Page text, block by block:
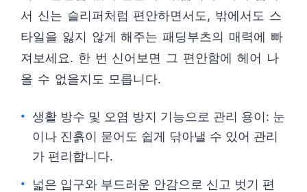
서 신는 슬리퍼처럼 편안하면서도, 밖에서도 스
타일을 잃지 않게 해주는 패딩부츠의 매력에 빠
져보세요. 한 번 신어보면 그 편안함에 헤어 나
올 수 없을지도 모릅니다.
생활 방수 및 오염 방지 기능으로 관리 용이: 눈
이나 진흙이 묻어도 쉽게 닦아낼 수 있어 관리
가 편리합니다.
넓은 입구와 부드러운 안감으로 신고 벗기 편